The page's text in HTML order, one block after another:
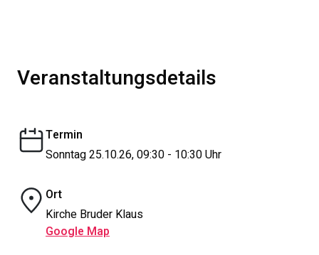
Veranstaltungsdetails
Termin
Sonntag 25.10.26, 09:30 - 10:30 Uhr
Ort
Kirche Bruder Klaus
Google Map